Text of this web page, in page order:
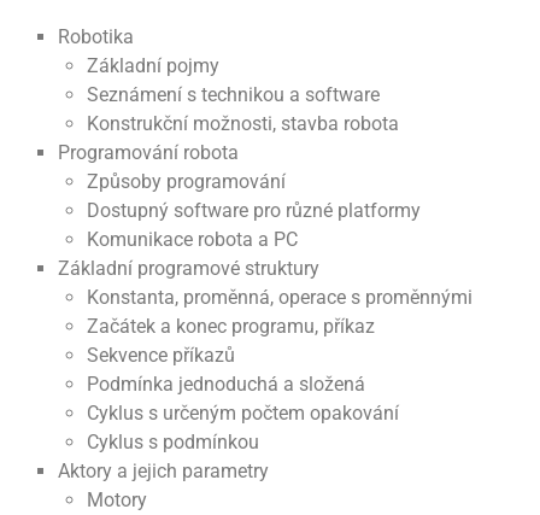
Robotika
Základní pojmy
Seznámení s technikou a software
Konstrukční možnosti, stavba robota
Programování robota
Způsoby programování
Dostupný software pro různé platformy
Komunikace robota a PC
Základní programové struktury
Konstanta, proměnná, operace s proměnnými
Začátek a konec programu, příkaz
Sekvence příkazů
Podmínka jednoduchá a složená
Cyklus s určeným počtem opakování
Cyklus s podmínkou
Aktory a jejich parametry
Motory